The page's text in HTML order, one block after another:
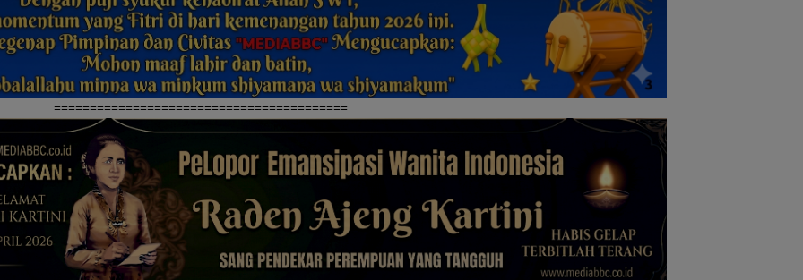
=========================================